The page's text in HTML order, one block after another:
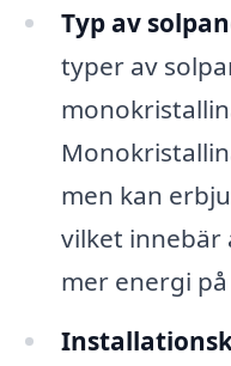
Typ av
typer av
men kan
vilket innebär
mer energi